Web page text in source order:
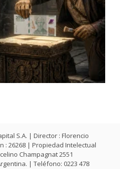
S.A. | Director : Florencio
: 26268 | Propiedad Intelectual
Champagnat 2551
| Teléfono: 0223 478